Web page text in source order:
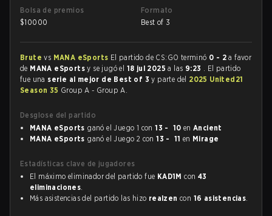
Bolsa de premios
$10000
Formato
Best of 3
Brutevs MANA eSports El partido de CS:GO terminó 0 - 2 a favor
de MANA eSportsy se jugó el 18 jul 2025a las 9:23 . El partido
fue una serie al mejor de Best of 3y parte del 2025 United21
Season 35 Group A - Group A.
Desglose del partido
MANA eSports ganó el Juego 1 con13 - 10 enAncient
MANA eSports ganó el Juego 2 con13 - 11 en Mirage
Estadísticas clave de jugadores
El máximo eliminador del partido fue KAD1M con 43
eliminaciones.
Más asistencias del partido las hizo realzen con 16 asistencias.